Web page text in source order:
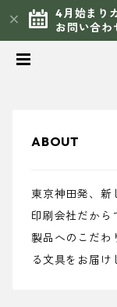
4月始まり
お問い合
ABOUT
東京神田発、新
印刷会社だから
製品へのこだわ
る文具をお届け